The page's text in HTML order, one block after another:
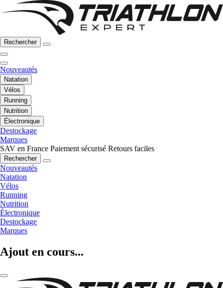
Rechercher
Nouveautés
Natation
Vélos
Running
Nutrition
Électronique
Destockage
Marques
SAV en France Paiement sécurisé Retours faciles
Rechercher
Nouveautés
Natation
Vélos
Running
Nutrition
Électronique
Destockage
Marques
Ajout en cours...